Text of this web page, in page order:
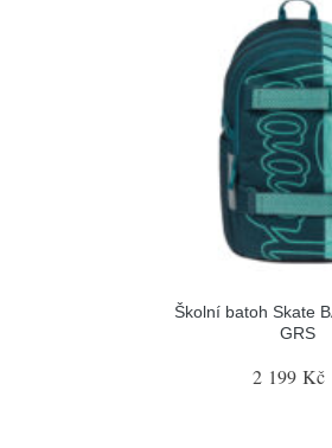
Školní batoh Skate
GRS
2 199 Kč